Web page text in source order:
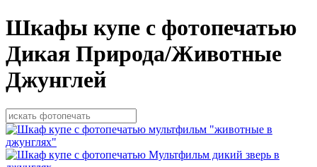
Шкафы купе с фотопечатью
Дикая Природа/Животные
Джунглей